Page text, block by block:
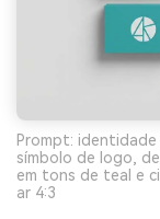
Prompt: identidade
símbolo de logo,
em tons de teal e
ar 4:3